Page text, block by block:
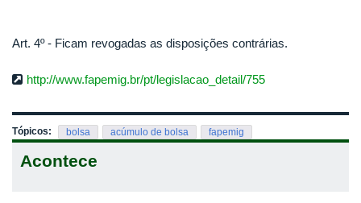
Art. 4º - Ficam revogadas as disposições contrárias.
http://www.fapemig.br/pt/legislacao_detail/755
Tópicos: bolsa acúmulo de bolsa fapemig
Acontece